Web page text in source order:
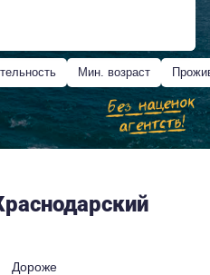
Мин. возраст
Дороже